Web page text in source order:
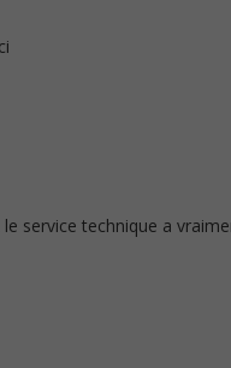
service technique a